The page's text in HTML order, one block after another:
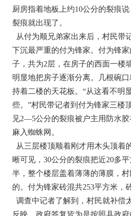
厨房指着地板上约10公分的裂痕说
裂痕就出现了。
从付为顺兄弟家出来后，村民带
下沉最严重的付为锋家。付为锋
子，共为2层，在房子的西面一楼
明显地把房子逐渐分离。几根碗
持着二楼的天花板。“从这看不明
些。”村民带记者到付为锋家三楼
见2—5公分的裂痕被户主用防水
麻入蜘蛛网。
从三层楼顶顺着刚才用木头顶着
晰可见，30公分的裂痕把近20多
半，整个楼层盖着薄薄的薄膜，
的。付为锋家砖混共253平方米，
调查中记者了解到，村民就补偿
反映，政府答复皆为是按照县政